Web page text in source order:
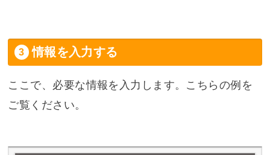
情報を入力する
ここで、必要な情報を入力します。こちらの例を
ご覧ください。